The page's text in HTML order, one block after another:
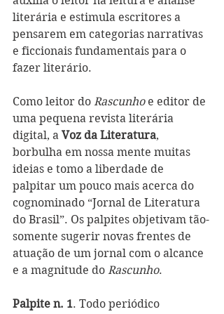
literária e estimula escritores a
pensarem em categorias narrativas
e ficcionais fundamentais para o
fazer literário.
Como leitor do Rascunho e editor de
uma pequena revista literária
digital, a Voz da Literatura,
borbulha em nossa mente muitas
ideias e tomo a liberdade de
palpitar um pouco mais acerca do
cognominado “Jornal de Literatura
do Brasil”. Os palpites objetivam tão-
somente sugerir novas frentes de
atuação de um jornal com o alcance
e a magnitude do Rascunho.
Palpite n. 1. Todo periódico